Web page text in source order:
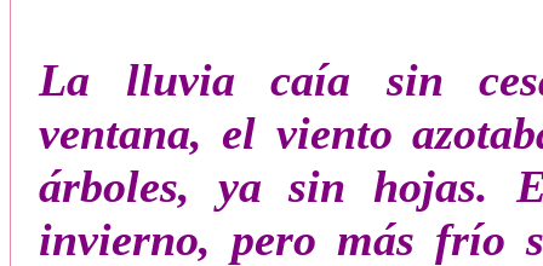
La lluvia caía sin
ventana, el viento
árboles, ya sin hojas.
invierno, pero más frío